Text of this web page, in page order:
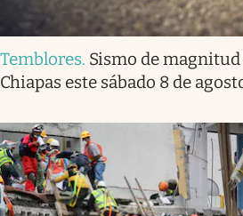
Temblores. Sismo de magnitud
Chiapas este sábado 8 de